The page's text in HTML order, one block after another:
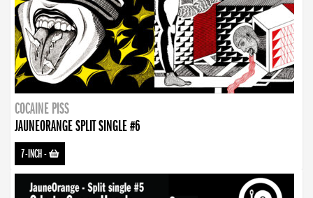
COCAINE PISS
JAUNEORANGE SPLIT SINGLE #6
7-INCH-